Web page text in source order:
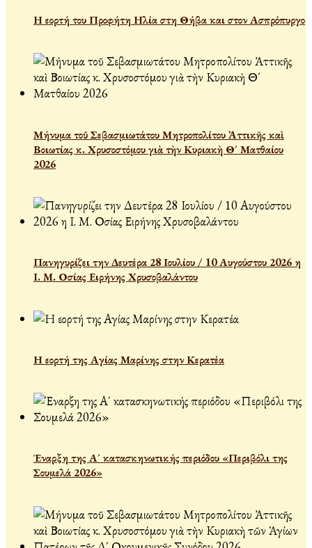
Η εορτή του Προφήτη Ηλία στη Θήβα και στον Ασπρόπυργο
Μήνυμα τοῦ Σεβασμιωτάτου Μητροπολίτου Ἀττικῆς καὶ
Βοιωτίας κ. Χρυσοστόμου γιὰ τὴν Κυριακὴ Θ´ Ματθαίου
2026
Πανηγυρίζει την Δευτέρα 28 Ιουλίου / 10 Αυγούστου 2026 η
Ι. Μ. Οσίας Ειρήνης Χρυσοβαλάντου
Η εορτή της Αγίας Μαρίνης στην Κερατέα
Έναρξη της Α´ κατασκηνωτικής περιόδου «Περιβόλι της
Σουμελά 2026»